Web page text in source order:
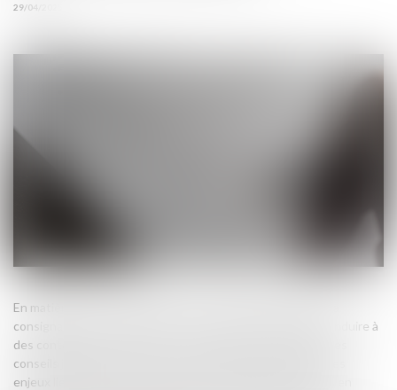
29/04/2025
En matière de vente en l’état futur d’achèvement (VEFA), la
consignation du solde du prix en cas de désordres peut conduire à
des contentieux complexes, notamment en cas de faute des
conseils juridiques successifs. La présente affaire illustre les
enjeux liés à la prescription biennale applicable aux actions en